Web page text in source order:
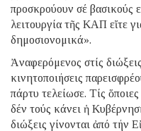
προσκρούουν σέ βασικούς
λειτουργία τῆς ΚΑΠ εἴτε
δημοσιονομικά».
Ἀναφερόμενος στίς
κινητοποιήσεις
πάρτυ τελείωσε. Τίς
δέν τούς κάνει ἡ
διώξεις γίνονται ἀπό τήν